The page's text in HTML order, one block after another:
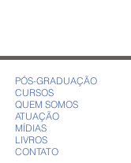
O AUTISMO
PÓS-GRADUAÇÃO
CURSOS
QUEM SOMOS
ATUAÇÃO
MÍDIAS
LIVROS
CONTATO